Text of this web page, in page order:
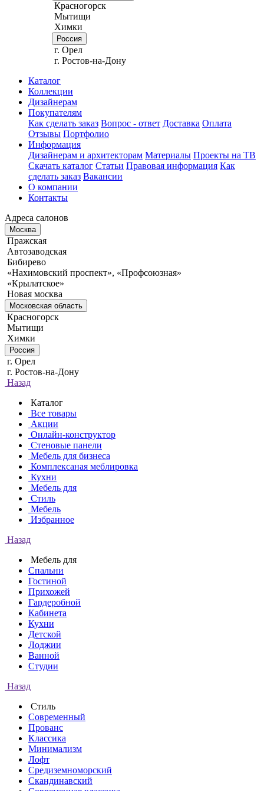
Красногорск
Мытищи
Химки
Россия
г. Орел
г. Ростов-на-Дону
Каталог
Коллекции
Дизайнерам
Покупателям
Как сделать заказ Вопрос - ответ Доставка Оплата
Отзывы Портфолио
Информация
Дизайнерам и архитекторам Материалы Проекты на ТВ
Скачать каталог Статьи Правовая информация Как
сделать заказ Вакансии
О компании
Контакты
Адреса салонов
Москва
Пражская
Автозаводская
Бибирево
«Нахимовский проспект», «Профсоюзная»
«Крылатское»
Новая москва
Московская область
Красногорск
Мытищи
Химки
Россия
г. Орел
г. Ростов-на-Дону
Назад
Каталог
Все товары
Акции
Онлайн-конструктор
Стеновые панели
Мебель для бизнеса
Комплексаная меблировка
Кухни
Мебель для
Стиль
Мебель
Избранное
Назад
Мебель для
Спальни
Гостиной
Прихожей
Гардеробной
Кабинета
Кухни
Детской
Лоджии
Ванной
Студии
Назад
Стиль
Современный
Прованс
Классика
Минимализм
Лофт
Средиземноморский
Скандинавский